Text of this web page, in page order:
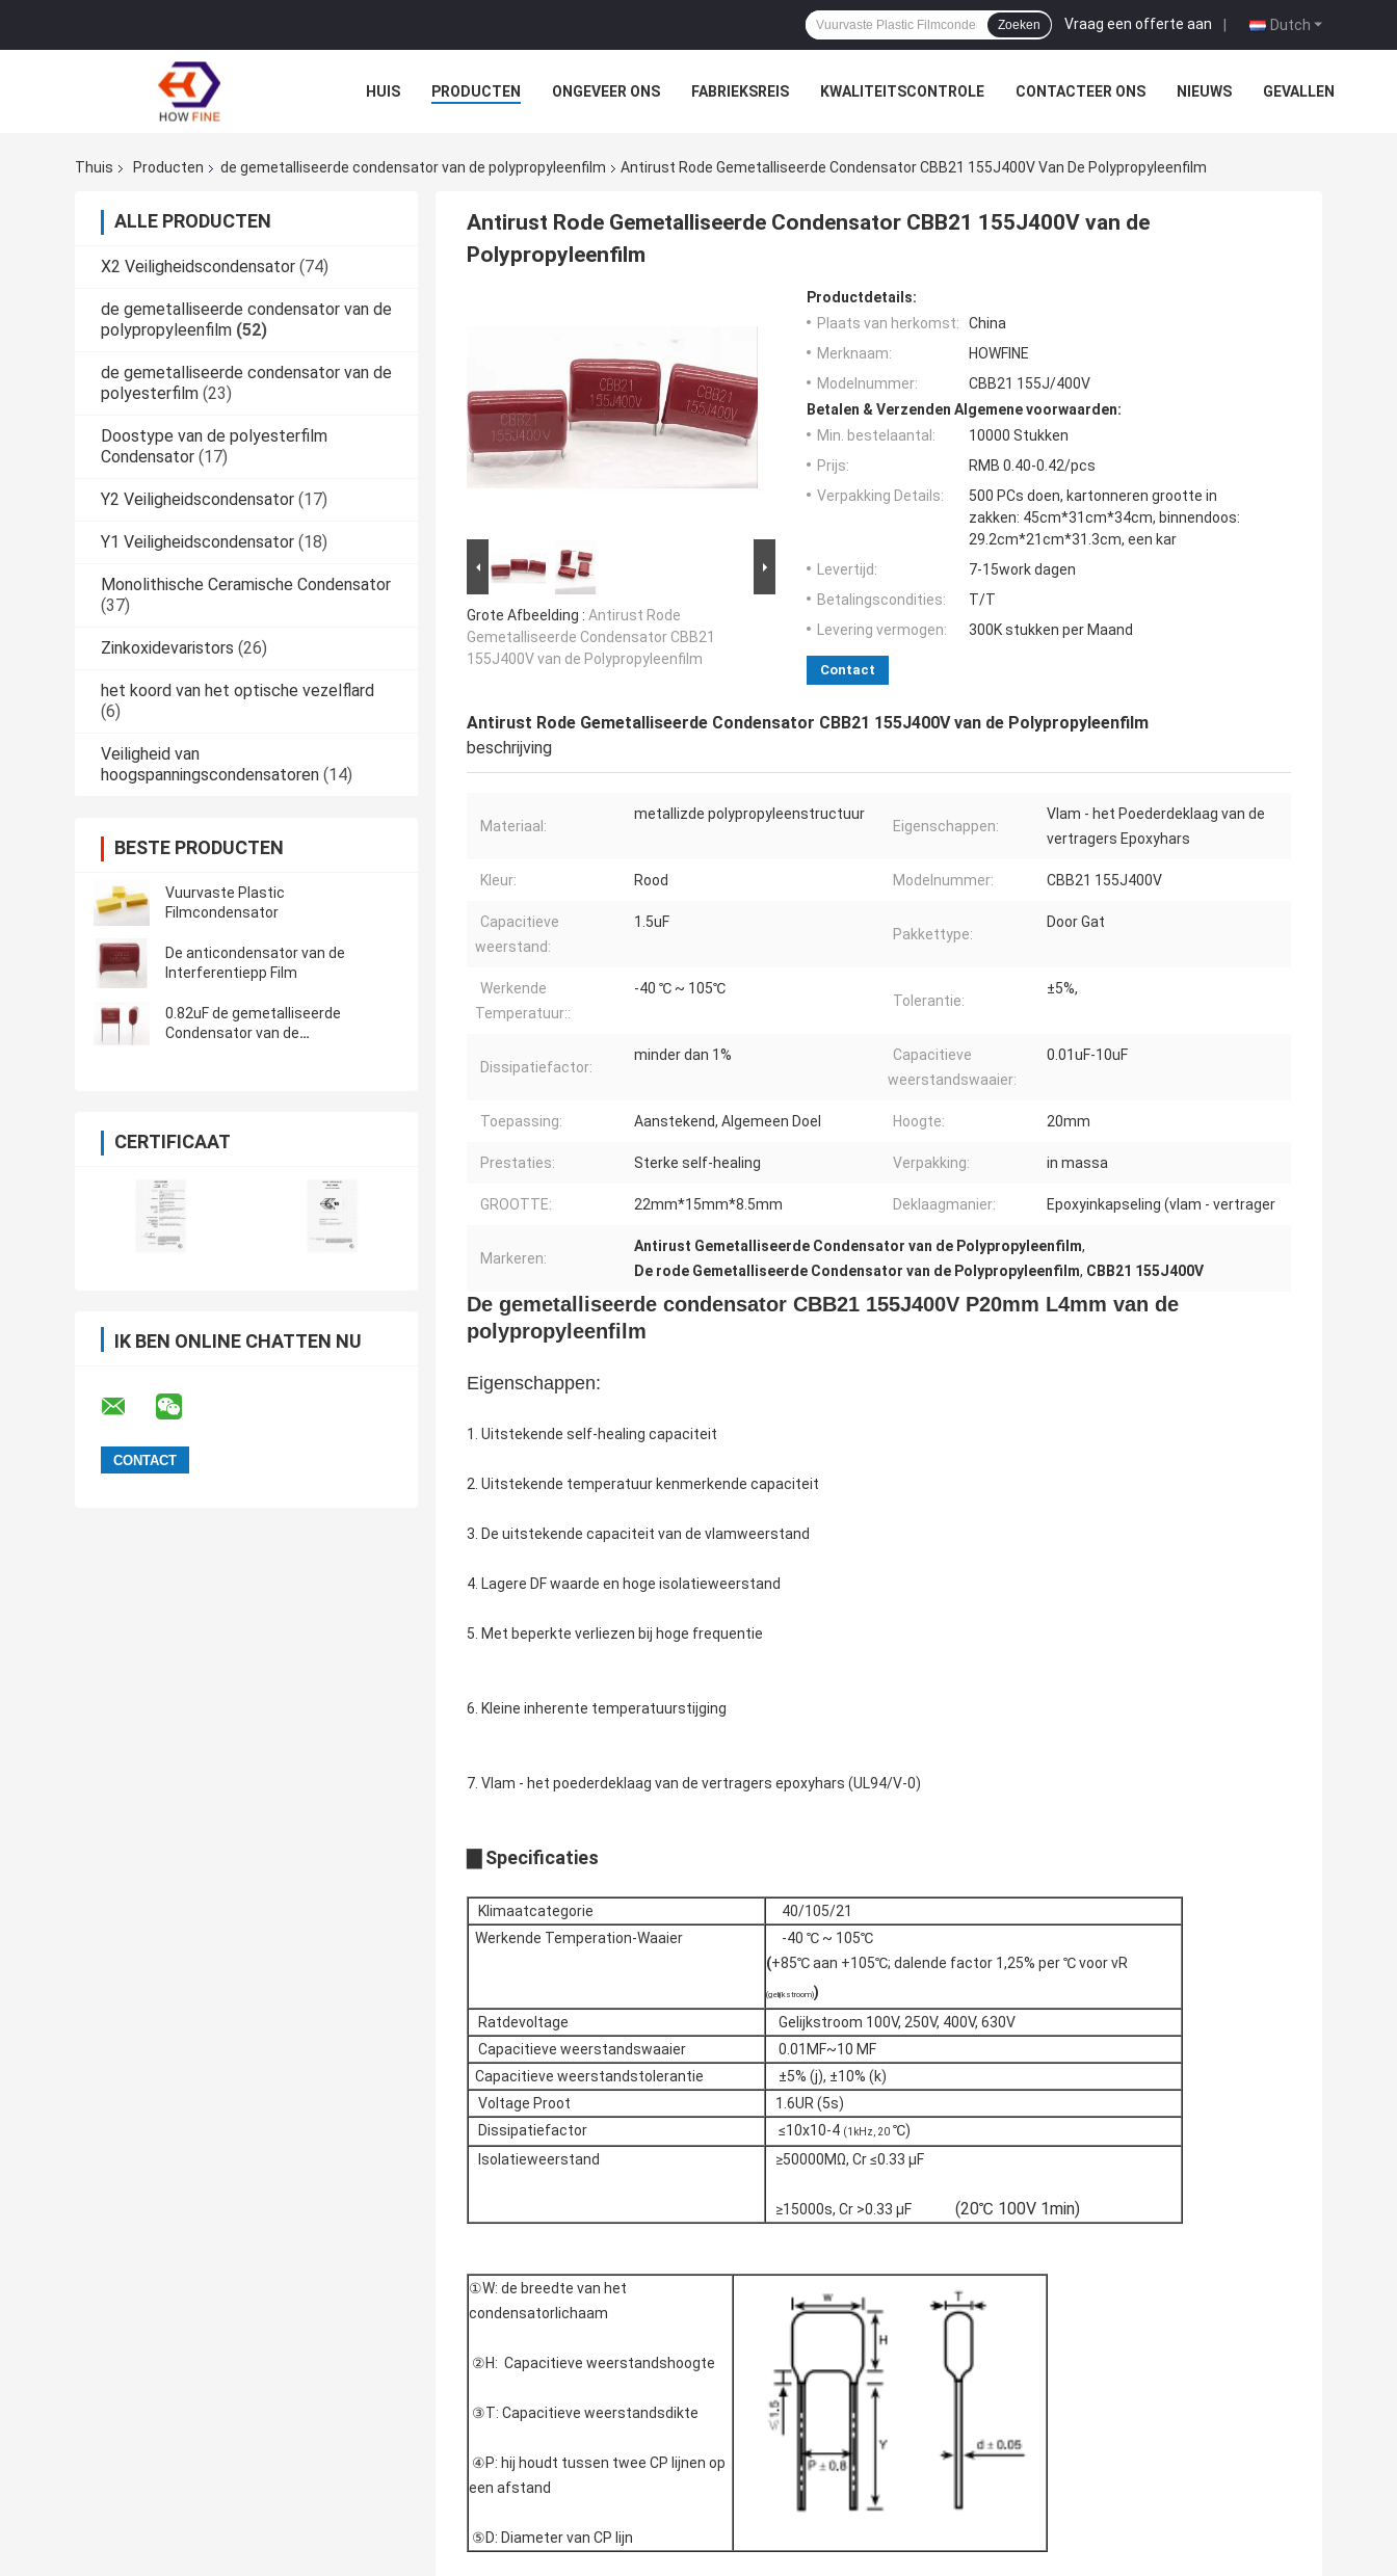
Dutch
Vraag een offerte aan |
Zoeken
HUIS PRODUCTEN ONGEVEER ONS FABRIEKSREIS KWALITEITSCONTROLE CONTACTEER ONS NIEUWS GEVALLEN
Thuis Producten de gemetalliseerde condensator van de polypropyleenfilm Antirust Rode Gemetalliseerde Condensator CBB21 155J400V Van De Polypropyleenfilm
ALLE PRODUCTEN
X2 Veiligheidscondensator (74)
de gemetalliseerde condensator van de
polypropyleenfilm (52)
de gemetalliseerde condensator van de
polyesterfilm (23)
Doostype van de polyesterfilm
Condensator (17)
Y2 Veiligheidscondensator (17)
Y1 Veiligheidscondensator (18)
Monolithische Ceramische Condensator
(37)
Zinkoxidevaristors (26)
het koord van het optische vezelflard
(6)
Veiligheid van
hoogspanningscondensatoren (14)
BESTE PRODUCTEN
Vuurvaste Plastic
Filmcondensator
De anticondensator van de
Interferentiepp Film
0.82uF de gemetalliseerde
Condensator van de
CERTIFICAAT
IK BEN ONLINE CHATTEN NU
Antirust Rode Gemetalliseerde Condensator CBB21 155J400V van de
Polypropyleenfilm
Grote Afbeelding : Antirust Rode
Gemetalliseerde Condensator CBB21
155J400V van de Polypropyleenfilm
Productdetails:
Plaats van herkomst:
China
Merknaam:
HOWFINE
Modelnummer:
CBB21 155J/400V
Betalen & Verzenden Algemene voorwaarden:
Min. bestelaantal:
10000 Stukken
Prijs:
RMB 0.40-0.42/pcs
Verpakking Details:
500 PCs doen, kartonneren grootte in
zakken: 45cm*31cm*34cm, binnendoos:
29.2cm*21cm*31.3cm, een kar
Levertijd:
7-15work dagen
Betalingscondities:
T/T
Levering vermogen:
300K stukken per Maand
Contact
Antirust Rode Gemetalliseerde Condensator CBB21 155J400V van de Polypropyleenfilm
beschrijving
Materiaal:
metallizde polypropyleenstructuur
Eigenschappen:
Vlam - het Poederdeklaag van de
vertragers Epoxyhars
Kleur: Rood Modelnummer: CBB21 155J400V
Capacitieve
weerstand:
1.5uF
Pakkettype:
Door Gat
Werkende
Temperatuur::
-40 ℃ ~ 105℃
Tolerantie:
±5%,
Dissipatiefactor:
minder dan 1%
Capacitieve
weerstandswaaier:
0.01uF-10uF
Toepassing: Aanstekend, Algemeen Doel Hoogte: 20mm
Prestaties: Sterke self-healing Verpakking: in massa
GROOTTE: 22mm*15mm*8.5mm Deklaagmanier: Epoxyinkapseling (vlam - vertrager
Markeren:
Antirust Gemetalliseerde Condensator van de Polypropyleenfilm,
De rode Gemetalliseerde Condensator van de Polypropyleenfilm, CBB21 155J400V
De gemetalliseerde condensator CBB21 155J400V P20mm L4mm van de
polypropyleenfilm
Eigenschappen:
1. Uitstekende self-healing capaciteit
2. Uitstekende temperatuur kenmerkende capaciteit
3. De uitstekende capaciteit van de vlamweerstand
4. Lagere DF waarde en hoge isolatieweerstand
5. Met beperkte verliezen bij hoge frequentie
6. Kleine inherente temperatuurstijging
7. Vlam - het poederdeklaag van de vertragers epoxyhars (UL94/V-0)
▇ Specificaties
Klimaatcategorie
40/105/21
Werkende Temperation-Waaier
-40 ℃ ~ 105℃
(+85℃aan +105℃; dalende factor 1,25% per ℃ voor vR
(gelijkstroom))
Ratdevoltage
Gelijkstroom 100V, 250V, 400V, 630V
Capacitieve weerstandswaaier
0.01ΜF~10 ΜF
Capacitieve weerstandstolerantie
±5% (j), ±10% (k)
Voltage Proot
1.6UR (5s)
Dissipatiefactor
≤10x10-4 (1kHz, 20 ℃)
Isolatieweerstand
≥50000MΩ, Cr ≤0.33 µF
≥15000s, Cr >0.33 µF (20℃ 100V 1min)
①W: de breedte van het
condensatorlichaam
②H: Capacitieve weerstandshoogte
③T: Capacitieve weerstandsdikte
④P: hij houdt tussen twee CP lijnen op
een afstand
⑤D: Diameter van CP lijn